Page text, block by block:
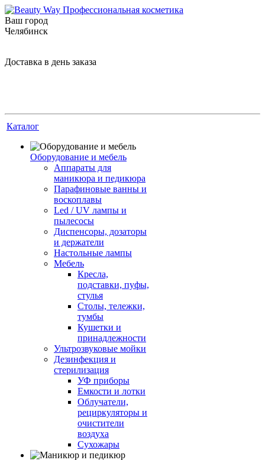
Ваш город
Челябинск
Доставка в день заказа
Каталог
Оборудование и мебель
Аппараты для
маникюра и педикюра
Парафиновые ванны и
воскоплавы
Led / UV лампы и
пылесосы
Диспенсоры, дозаторы
и держатели
Настольные лампы
Мебель
Кресла,
подставки, пуфы,
стулья
Столы, тележки,
тумбы
Кушетки и
принадлежности
Ультрозвуковые мойки
Дезинфекция и
стерилизация
УФ приборы
Емкости и лотки
Облучатели,
рециркуляторы и
очистители
воздуха
Сухожары